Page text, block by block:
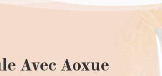
Avec Aoxue